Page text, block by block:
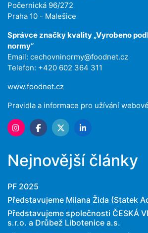
Počernická 96/272
Praha 10 - Malešice
Správce značky kvality „Vyrobeno
normy“
Email: cechovninormy@foodnet.cz
Telefon: +420 602 364 311
www.foodnet.cz
Pravidla a informace pro užívání
Nejnovější články
PF 2025
Představujeme Milana Žida (Statek
Představujeme společnosti ČESKÁ
s.r.o. a Drůbež Libotenice a.s.